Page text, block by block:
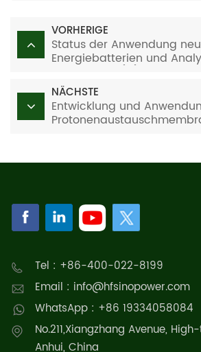
VORHERIGE
Status der Anwendung
Energiebatterien und
NÄCHSTE
Entwicklung und
Wind- und
Tel : +86-400-022-8199
Email : info@hfsinopower.com
WhatsApp : +86 19334058084
No.211,Xiangzhang Avenue,
Anhui, China